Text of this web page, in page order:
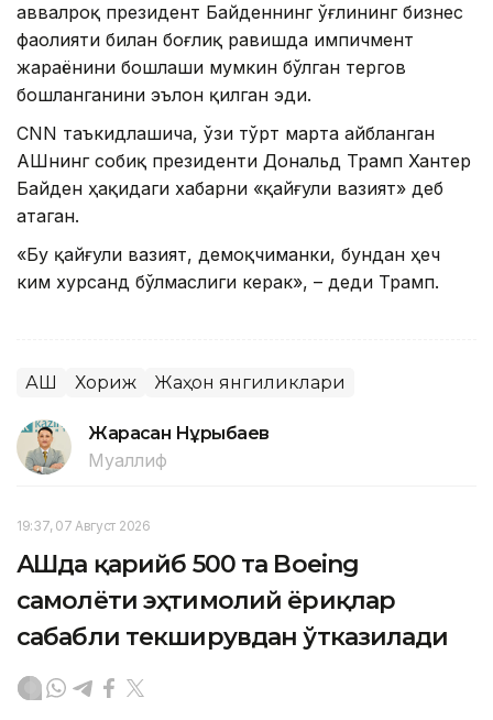
аввалроқ президент Байденнинг ўғлининг бизнес
фаолияти билан боғлиқ равишда импичмент
жараёнини бошлаши мумкин бўлган тергов
бошланганини эълон қилган эди.
CNN таъкидлашича, ўзи тўрт марта айбланган
АҚШнинг собиқ президенти Дональд Трамп Хантер
Байден ҳақидаги хабарни «қайғули вазият» деб
атаган.
«Бу қайғули вазият, демоқчиманки, бундан ҳеч
ким хурсанд бўлмаслиги керак», – деди Трамп.
АҚШ Хориж Жаҳон янгиликлари
Жарасқан Нұрыбаев
Муаллиф
19:37, 07 Август 2026
АҚШда қарийб 500 та Boeing
самолёти эҳтимолий ёриқлар
сабабли текширувдан ўтказилади